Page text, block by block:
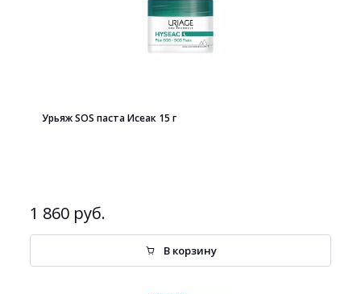
Урьяж SOS паста Исеак 15 г
1 860 руб.
В корзину